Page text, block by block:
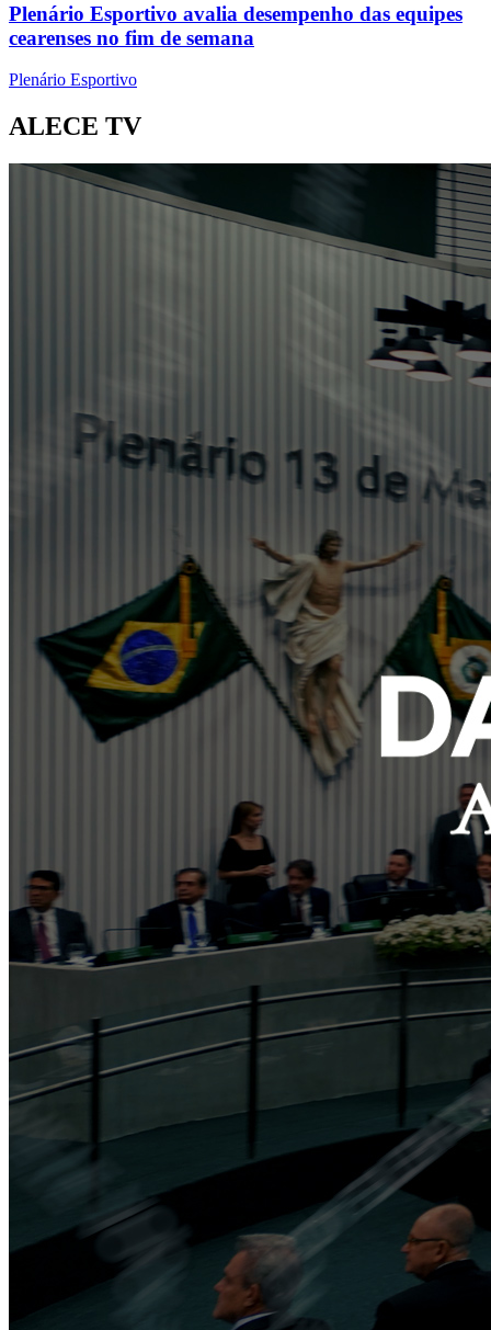
Plenário Esportivo avalia desempenho das equipes
cearenses no fim de semana
Plenário Esportivo
ALECE TV